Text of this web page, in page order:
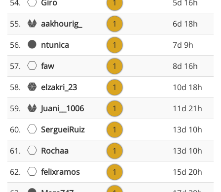
54.
Giro 1
5d 16h
55.
aakhourig_ 1
6d 18h
56.
ntunica 1
7d 9h
57.
faw 1
8d 16h
58.
elzakri_23 1
10d 18h
59.
Juani__1006 1
11d 21h
60.
SergueiRuiz 1
13d 10h
61.
Rochaa 1
13d 10h
62.
felixramos 1
15d 20h